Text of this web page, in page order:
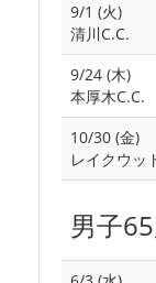
9/1 (火)
清川C.C.
9/24 (木)
本厚木C.C.
10/30 (金)
レイクウッ
男子